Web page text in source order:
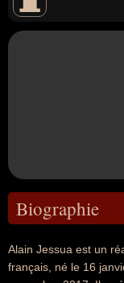
Biographie
Alain Jessua est un
français, né le 16